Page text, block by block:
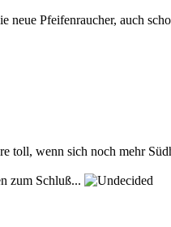
neue Pfeifenraucher, auch
toll, wenn sich noch mehr
zum Schluß...